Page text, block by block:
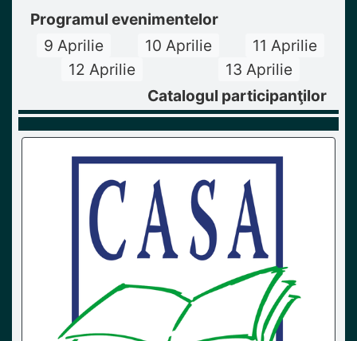
Programul evenimentelor
9 Aprilie
10 Aprilie
11 Aprilie
12 Aprilie
13 Aprilie
Catalogul participanţilor